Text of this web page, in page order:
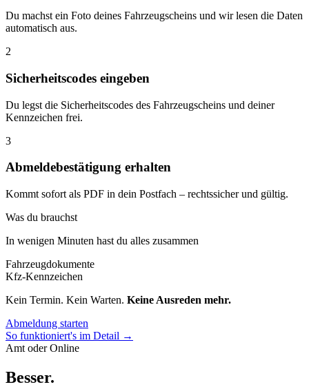
Du machst ein Foto deines Fahrzeugscheins und wir lesen die Daten
automatisch aus.
2
Sicherheitscodes eingeben
Du legst die Sicherheitscodes des Fahrzeugscheins und deiner
Kennzeichen frei.
3
Abmeldebestätigung erhalten
Kommt sofort als PDF in dein Postfach – rechtssicher und gültig.
Was du brauchst
In wenigen Minuten hast du alles zusammen
Fahrzeugdokumente
Kfz-Kennzeichen
Kein Termin. Kein Warten. Keine Ausreden mehr.
Abmeldung starten
So funktioniert's im Detail →
Amt oder Online
Besser.